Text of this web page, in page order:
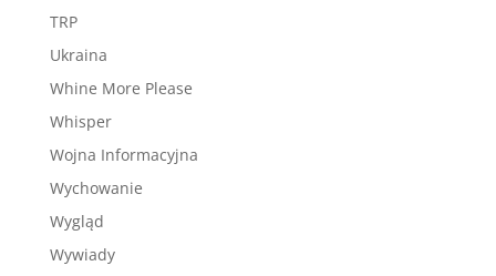
TRP
Ukraina
Whine More Please
Whisper
Wojna Informacyjna
Wychowanie
Wygląd
Wywiady